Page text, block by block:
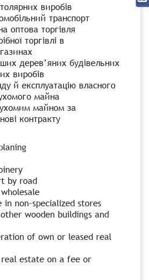
виробів
транспорт
оптова торгівля
торгівлі в
дерев’яних будівельних
виробів
й експлуатацію власного
майна
майном за
контракту
by road
non-specialized stores
wooden buildings and
of own or leased real
estate on a fee or